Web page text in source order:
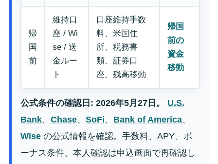
帰
国
前
維持口
座 / Wi
se / 送
金ルー
ト
口座維持手数
料、米国住
所、税務書
類、証券口
座、残高移動
帰国
前の
資金
移動
公式条件の確認日: 2026年5月27日。
U.S.
Bank、 Chase、 SoFi、 Bank of America、
Wiseの公式情報を確認。手数料、APY、ボ
ーナス条件、本人確認は申込画面で再確認し